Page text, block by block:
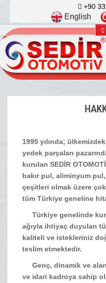
+90
English
1995 yılında;
yedek parçaları
kurulan SEDİR
bakır pul, aliminyum
çeşitleri olmak üzere
tüm Türkiye geneline
Türkiye genelinde
ağıyla ihtiyaç duyulan
kaliteli ve istekleriniz
teslim etmektedir.
Genç, dinamik ve
ve idari kadroya sahip